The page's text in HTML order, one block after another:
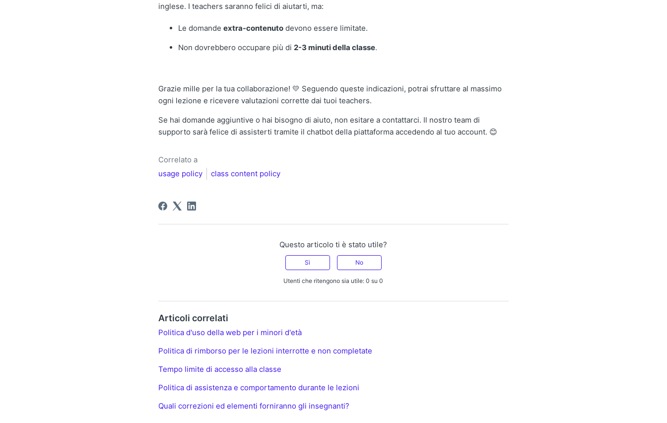
inglese. I teachers saranno felici di aiutarti, ma:
Le domandeextra-contenuto devono essere limitate.
Non dovrebbero occupare più di2-3 minuti della classe.
Grazie mille per la tua collaborazione! 💛 Seguendo queste indicazioni, potrai sfruttare al massimo
ogni lezione e ricevere valutazioni corrette dai tuoi teachers.
Se hai domande aggiuntive o hai bisogno di aiuto, non esitare a contattarci. Il nostro team di
supporto sarà felice di assisterti tramite il chatbot della piattaforma accedendo al tuo account. 😊
Correlato a
usage policy
class content policy
Questo articolo ti è stato utile?
Sì No
Utenti che ritengono sia utile: 0 su 0
Articoli correlati
Politica d'uso della web per i minori d'età
Politica di rimborso per le lezioni interrotte e non completate
Tempo limite di accesso alla classe
Politica di assistenza e comportamento durante le lezioni
Quali correzioni ed elementi forniranno gli insegnanti?